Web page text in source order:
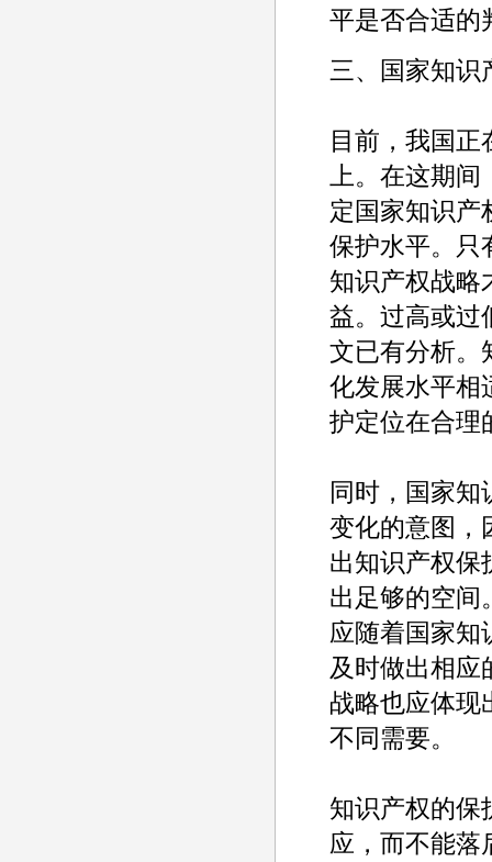
平是否合适的
三、国家知识
目前，我国
上。在这期
定国家知识产
保护水平。只
知识产权战略
益。过高或过
文已有分析。
化发展水平相
护定位在合理
同时，国家知
变化的意图，
出知识产权保
出足够的空间
应随着国家知
及时做出相应
战略也应体现
不同需要。
知识产权的保
应，而不能落